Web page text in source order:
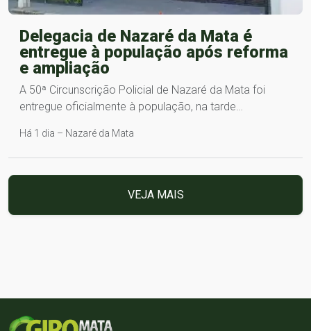
Delegacia de Nazaré da Mata é
entregue à população após reforma
e ampliação
A 50ª Circunscrição Policial de Nazaré da Mata foi
entregue oficialmente à população, na tarde…
Há 1 dia – Nazaré da Mata
VEJA MAIS